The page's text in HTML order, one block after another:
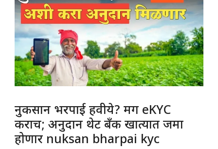
नुकसान भरपाई हवीये? मग eKYC
कराच; अनुदान थेट बँक खात्यात जमा
होणार nuksan bharpai kyc